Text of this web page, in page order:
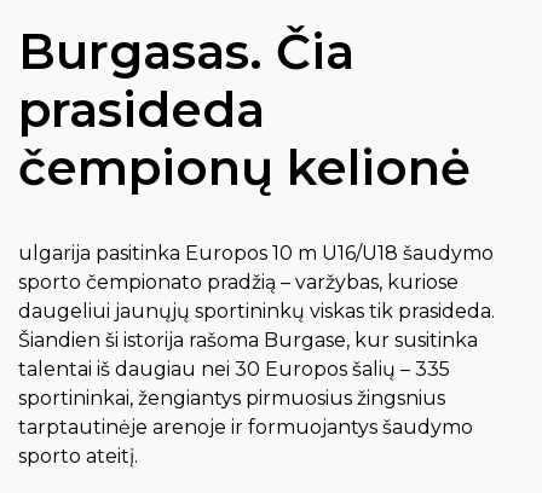
Burgasas. Čia
prasideda
čempionų kelionė
ulgarija pasitinka Europos 10 m U16/U18 šaudymo
sporto čempionato pradžią – varžybas, kuriose
daugeliui jaunųjų sportininkų viskas tik prasideda.
Šiandien ši istorija rašoma Burgase, kur susitinka
talentai iš daugiau nei 30 Europos šalių – 335
sportininkai, žengiantys pirmuosius žingsnius
tarptautinėje arenoje ir formuojantys šaudymo
sporto ateitį.